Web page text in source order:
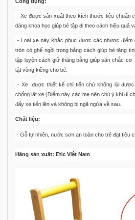
- Xe được sản xuất theo kích thước tiêu chuẩn
dáng khoa học giúp bé tập đi theo cách hiệu quả
- Loại xe này khắc phục được các nhược điểm
tròn có ghế ngồi trong bằng cách giúp bé tăng
tập luyện cách giữ thăng bằng giúp săn chắc
tật vòng kiềng cho bé.
- Xe được thiết kế chỉ tiến chứ không lùi được
chống lật xe (Điểm này các mẹ nên chú ý khi đi
đẩy xe tiến lên và không bị ngã ngửa về sau.
Chất liệu:
- Gỗ tự nhiên, nước sơn an toàn cho trẻ đạt tiêu
Hãng sản xuất: Etic Việt Nam